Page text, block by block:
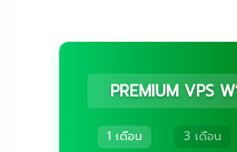
PREMIUM VPS
1 เดือน 3 เดือน